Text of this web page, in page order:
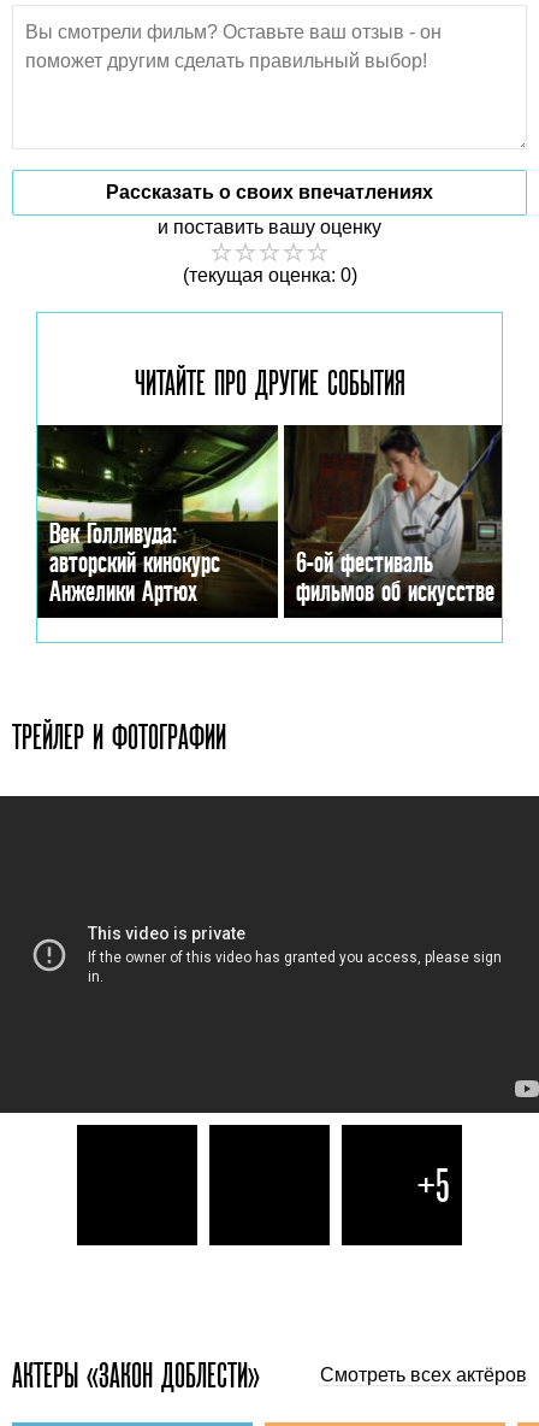
Рассказать о своих впечатлениях
и поставить вашу оценку
(текущая оценка: 0)
ЧИТАЙТЕ ПРО ДРУГИЕ СОБЫТИЯ
Век Голливуда:
авторский кинокурс
Анжелики Артюх
6-ой фестиваль
фильмов об искусстве
ТРЕЙЛЕР И ФОТОГРАФИИ
+5
АКТЕРЫ «ЗАКОН ДОБЛЕСТИ» Смотреть всех актёров